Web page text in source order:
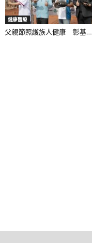
健康醫療
父親節照護族人健康 彰基...